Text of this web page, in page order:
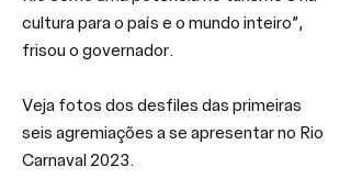
cultura para o país e o mundo inteiro”,
frisou o governador.
Veja fotos dos desfiles das primeiras
seis agremiações a se apresentar no Rio
Carnaval 2023.